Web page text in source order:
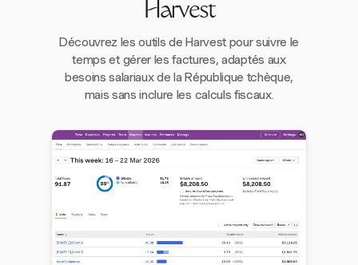
Harvest
Découvrez les outils de Harvest pour suivre le
temps et gérer les factures, adaptés aux
besoins salariaux de la République tchèque,
mais sans inclure les calculs fiscaux.